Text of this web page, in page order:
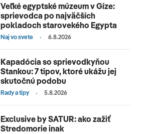
Veľké egyptské múzeum v Gíze:
sprievodca po najväčších
pokladoch starovekého Egypta
Naj vo svete 6.8.2026
Kapadócia so sprievodkyňou
Stankou: 7 tipov, ktoré ukážu jej
skutočnú podobu
Rady a tipy 5.8.2026
Exclusive by SATUR: ako zažiť
Stredomorie inak